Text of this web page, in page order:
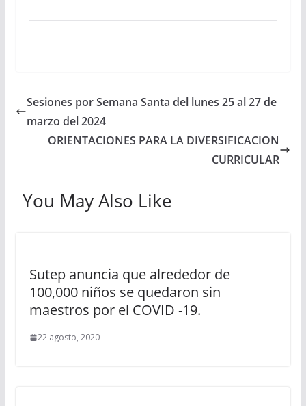
Sesiones por Semana Santa del lunes 25 al 27 de
marzo del 2024
ORIENTACIONES PARA LA DIVERSIFICACION
CURRICULAR
You May Also Like
Sutep anuncia que alrededor de
100,000 niños se quedaron sin
maestros por el COVID -19.
22 agosto, 2020